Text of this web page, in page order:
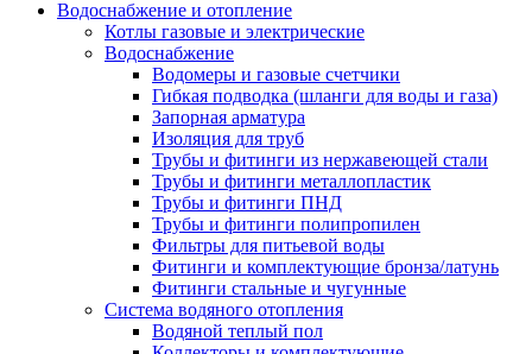
Водоснабжение и отопление
Котлы газовые и электрические
Водоснабжение
Водомеры и газовые счетчики
Гибкая подводка (шланги для воды и газа)
Запорная арматура
Изоляция для труб
Трубы и фитинги из нержавеющей стали
Трубы и фитинги металлопластик
Трубы и фитинги ПНД
Трубы и фитинги полипропилен
Фильтры для питьевой воды
Фитинги и комплектующие бронза/латунь
Фитинги стальные и чугунные
Система водяного отопления
Водяной теплый пол